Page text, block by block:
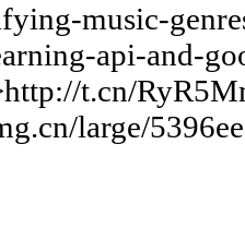
music-
api-and-
t.cn/
large/